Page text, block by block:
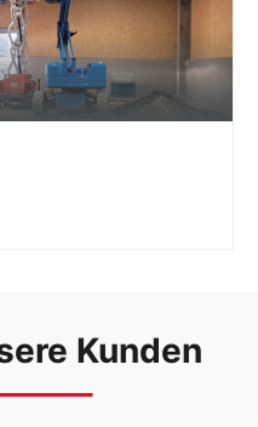
Kunden